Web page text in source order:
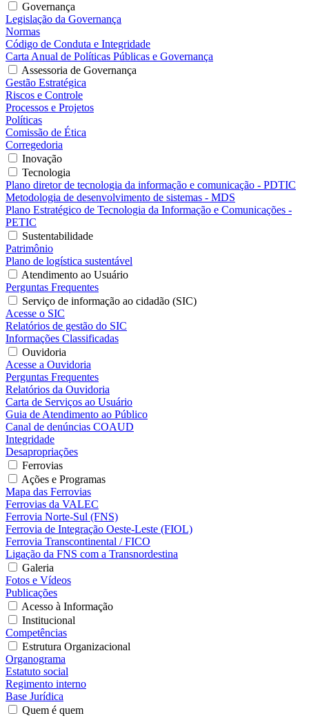
Governança
Legislação da Governança
Normas
Código de Conduta e Integridade
Carta Anual de Políticas Públicas e Governança
Assessoria de Governança
Gestão Estratégica
Riscos e Controle
Processos e Projetos
Políticas
Comissão de Ética
Corregedoria
Inovação
Tecnologia
Plano diretor de tecnologia da informação e comunicação - PDTIC
Metodologia de desenvolvimento de sistemas - MDS
Plano Estratégico de Tecnologia da Informação e Comunicações -
PETIC
Sustentabilidade
Patrimônio
Plano de logística sustentável
Atendimento ao Usuário
Perguntas Frequentes
Serviço de informação ao cidadão (SIC)
Acesse o SIC
Relatórios de gestão do SIC
Informações Classificadas
Ouvidoria
Acesse a Ouvidoria
Perguntas Frequentes
Relatórios da Ouvidoria
Carta de Serviços ao Usuário
Guia de Atendimento ao Público
Canal de denúncias COAUD
Integridade
Desapropriações
Ferrovias
Ações e Programas
Mapa das Ferrovias
Ferrovias da VALEC
Ferrovia Norte-Sul (FNS)
Ferrovia de Integração Oeste-Leste (FIOL)
Ferrovia Transcontinental / FICO
Ligação da FNS com a Transnordestina
Galeria
Fotos e Vídeos
Publicações
Acesso à Informação
Institucional
Competências
Estrutura Organizacional
Organograma
Estatuto social
Regimento interno
Base Jurídica
Quem é quem